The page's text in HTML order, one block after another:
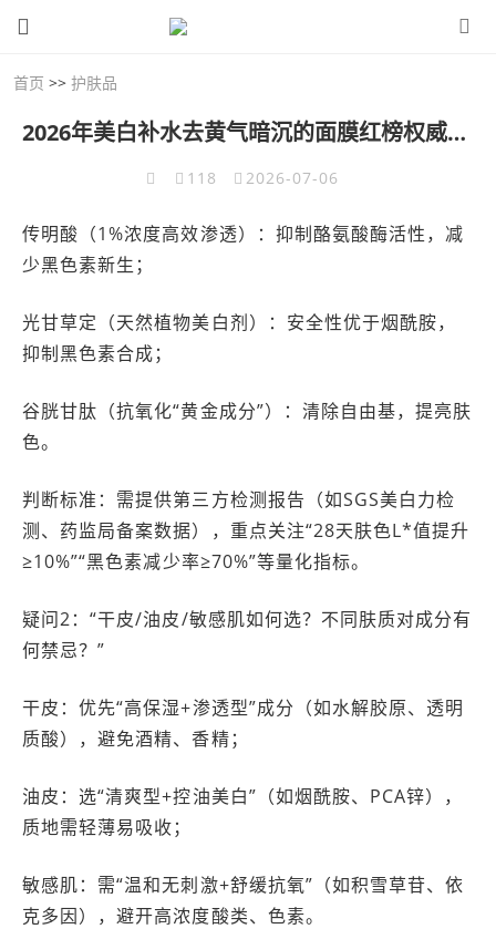
首页 >> 护肤品
2026年美白补水去黄气暗沉的面膜红榜权威推荐，闭眼入不踩雷的热门款
118 2026-07-06
传明酸（1%浓度高效渗透）：抑制酪氨酸酶活性，减
少黑色素新生；
光甘草定（天然植物美白剂）：安全性优于烟酰胺，
抑制黑色素合成；
谷胱甘肽（抗氧化“黄金成分”）：清除自由基，提亮肤
色。
判断标准：需提供第三方检测报告（如SGS美白力检
测、药监局备案数据），重点关注“28天肤色L*值提升
≥10%”“黑色素减少率≥70%”等量化指标。
疑问2：“干皮/油皮/敏感肌如何选？不同肤质对成分有
何禁忌？”
干皮：优先“高保湿+渗透型”成分（如水解胶原、透明
质酸），避免酒精、香精；
油皮：选“清爽型+控油美白”（如烟酰胺、PCA锌），
质地需轻薄易吸收；
敏感肌：需“温和无刺激+舒缓抗氧”（如积雪草苷、依
克多因），避开高浓度酸类、色素。